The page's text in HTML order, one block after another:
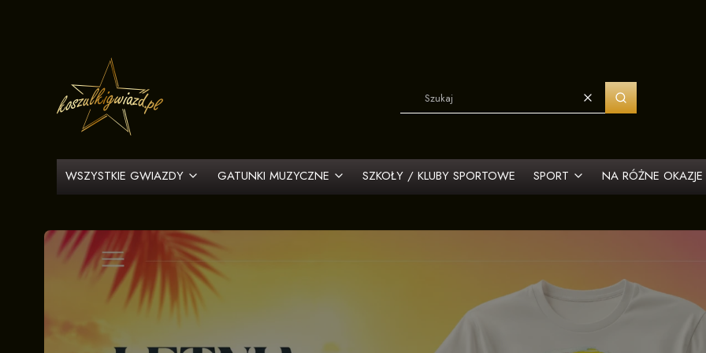
WyczyśćSzukaj
WSZYSTKIE GWIAZDY GATUNKI MUZYCZNE SZKOŁY / KLUBY SPORTOWE SPORT NA RÓŻNE OKAZJE